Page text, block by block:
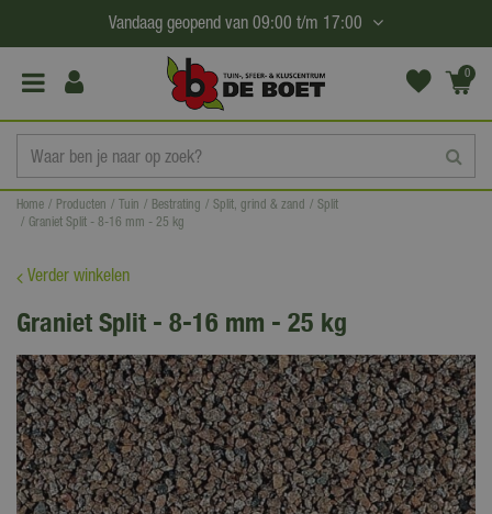
a
Home Producten Tuin Bestrating Split, grind & zand
Split
Graniet Split - 8-16 mm - 25 kg
Vandaag geopend van 09:00 t/m 17:00
0
(€0,
Verder winkelen
Graniet Split - 8-16 mm - 25 kg